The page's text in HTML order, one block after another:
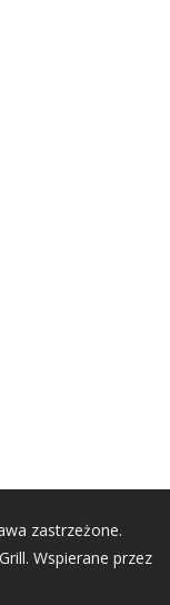
zastrzeżone.
Wspierane przez